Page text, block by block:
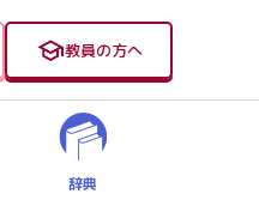
教員の方へ
辞典